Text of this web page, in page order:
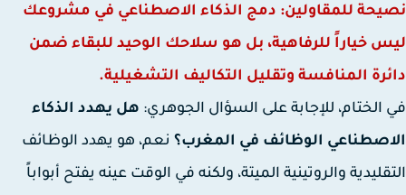
للمقاولين: دمج الذكاء الاصطناعي في مشروعك
خياراً للرفاهية، بل هو سلاحك الوحيد للبقاء ضمن
المنافسة وتقليل التكاليف التشغيلية.
للإجابة على السؤال الجوهري:هل يهدد الذكاء
الوظائف في المغرب؟نعم، هو يهدد الوظائف
والروتينية الميتة، ولكنه في الوقت عينه يفتح أبواباً